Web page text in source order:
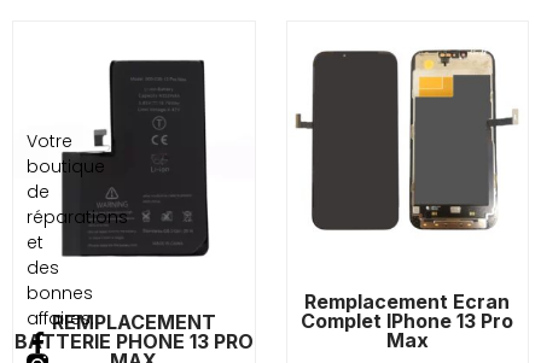
REMPLACEMENT
BATTERIE PHONE 13 PRO
prix
initial
était :
89,00€.
64,00€.
Remplacement Ecran
Complet IPhone 13 Pro
Max
prix
initial
119,00€.
prix
est :
Votre
boutique
de
réparations
et
des
bonnes
affaires.
F
T